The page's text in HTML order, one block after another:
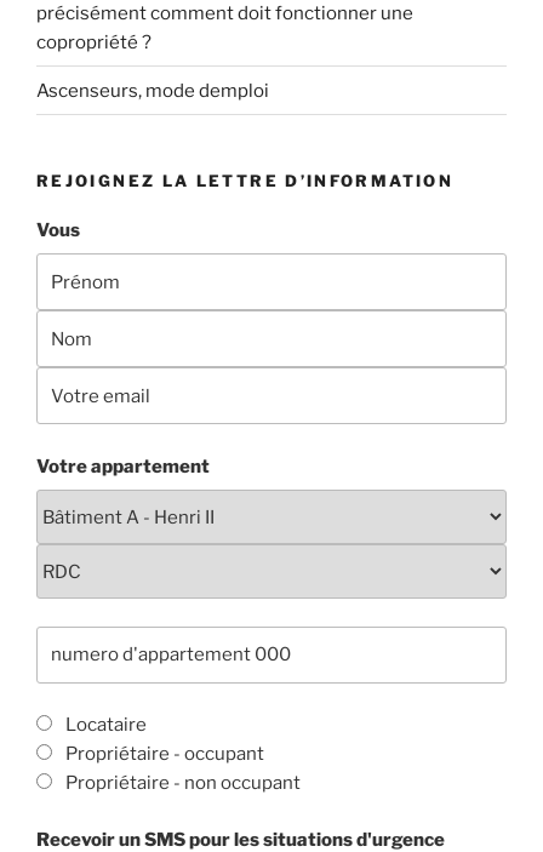
précisément comment doit fonctionner une
copropriété ?
Ascenseurs, mode demploi
REJOIGNEZ LA LETTRE D’INFORMATION
Vous
Votre appartement
Locataire
Propriétaire - occupant
Propriétaire - non occupant
Recevoir un SMS pour les situations d'urgence